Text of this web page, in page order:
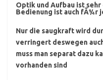
Optik und Aufbau ist sehr
Bedienung ist auch fÃ¼r
Nur die saugkraft wird
verringert deswegen
muss man separat dazu
vorhanden sind